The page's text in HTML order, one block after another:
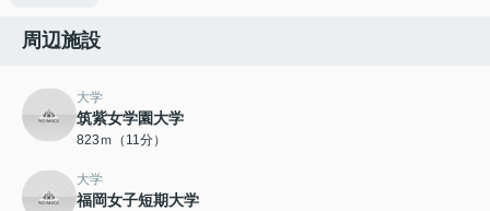
周辺施設
大学
筑紫女学園大学
823ｍ（11分）
大学
福岡女子短期大学